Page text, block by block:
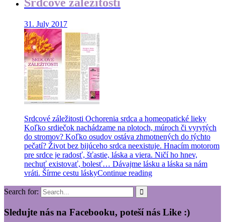
31. July 2017
Srdcové záležitosti Ochorenia srdca a homeopatické lieky
Koľko srdiečok nachádzame na plotoch, múroch či vyrytých
do stromov? Koľko osudov ostáva zhmotnených do týchto
pečatí? Život bez bijúceho srdca neexistuje. Hnacím motorom
pre srdce je radosť, šťastie, láska a viera. Ničí ho hnev,
nechuť existovať, bolesť… Dávajme lásku a láska sa nám
vráti. Šírme cestu láskyContinue reading
Search for:
Sledujte nás na Facebooku, poteší nás Like :)